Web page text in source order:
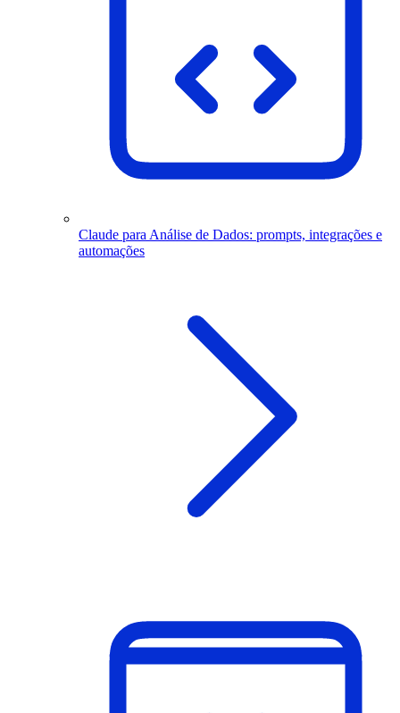
Claude para Análise de Dados: prompts, integrações e
automações